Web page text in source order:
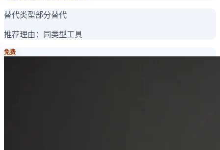
替代类型部分替代
推荐理由： 同类型工具
免费